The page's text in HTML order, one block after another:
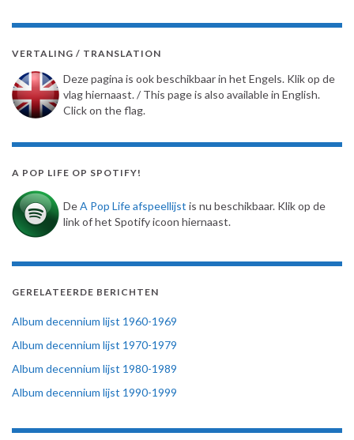
VERTALING / TRANSLATION
Deze pagina is ook beschikbaar in het Engels. Klik op de
vlag hiernaast. / This page is also available in English.
Click on the flag.
A POP LIFE OP SPOTIFY!
DeA Pop Life afspeellijst is nu beschikbaar. Klik op de
link of het Spotify icoon hiernaast.
GERELATEERDE BERICHTEN
Album decennium lijst 1960-1969
Album decennium lijst 1970-1979
Album decennium lijst 1980-1989
Album decennium lijst 1990-1999